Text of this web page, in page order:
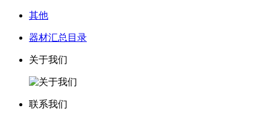
其他
器材汇总目录
关于我们
联系我们